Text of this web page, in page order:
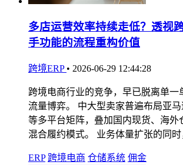
多店运营效率持续走低？透视
手功能的流程重构价值
跨境ERP • 2026-06-29 12:44:28
跨境电商行业的竞争，早已脱离单一
流量博弈。 中大型卖家普遍布局亚马
等多平台矩阵，叠加国内现货、海外
混合履约模式。 业务体量扩张的同
ERP 跨境电商 仓储系统 佣金